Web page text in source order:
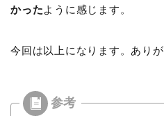
かったように感じます。
今回は以上になります。あり